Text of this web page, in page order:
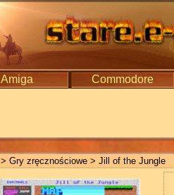
Amiga Commodore
> Gry zręcznościowe > Jill of the Jungle